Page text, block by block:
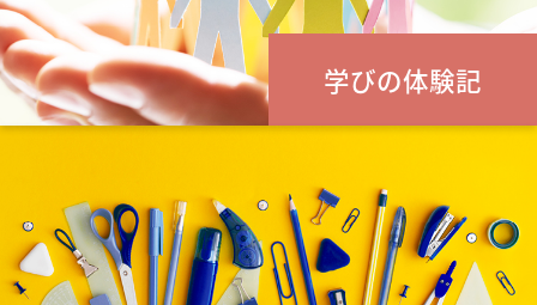
学びの体験記